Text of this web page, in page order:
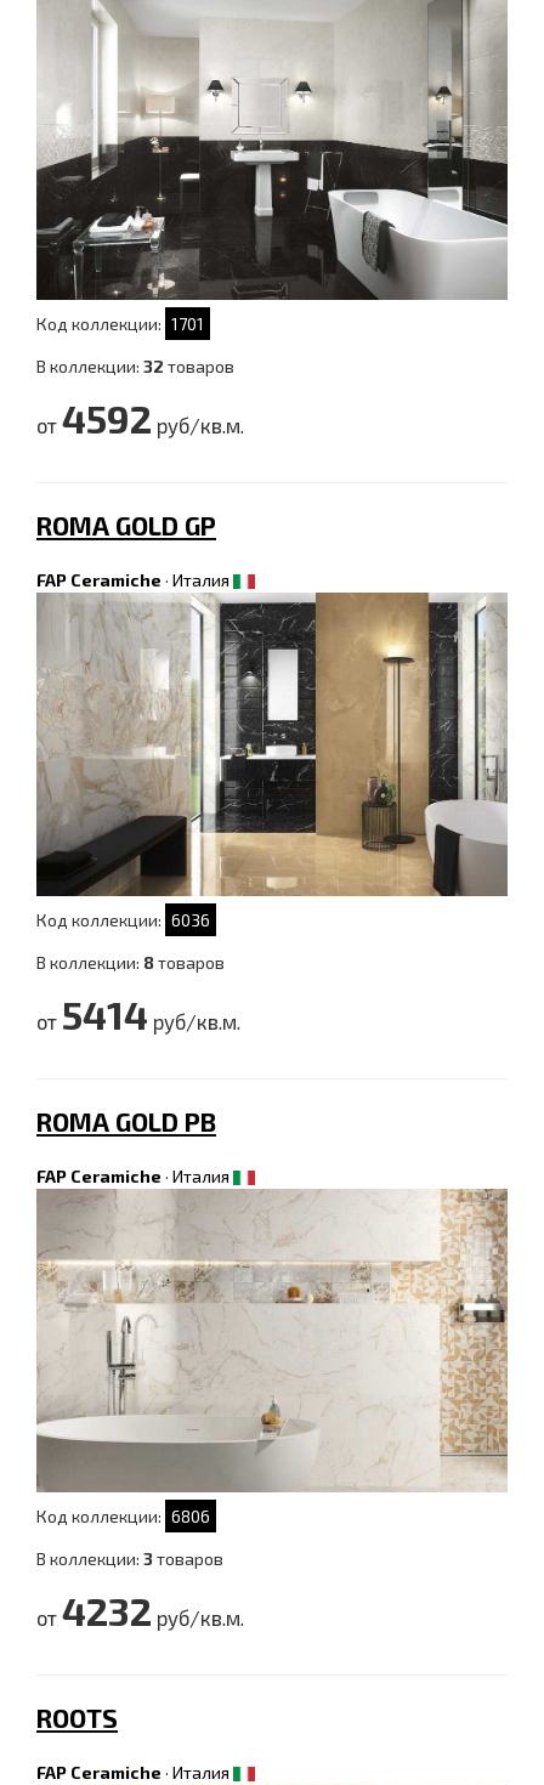
Код коллекции: 1701
В коллекции: 32 товаров
от 4592 руб/кв.м.
ROMA GOLD GP
FAP Ceramiche · Италия
Код коллекции: 6036
В коллекции: 8товаров
от 5414 руб/кв.м.
ROMA GOLD PB
FAP Ceramiche · Италия
Код коллекции: 6806
В коллекции: 3товаров
от 4232 руб/кв.м.
ROOTS
FAP Ceramiche · Италия